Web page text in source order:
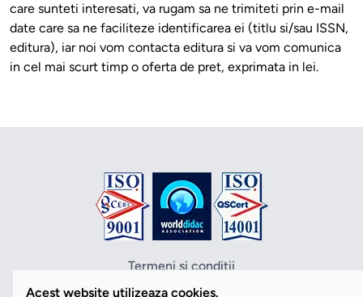
care sunteti interesati, va rugam sa ne trimiteti prin e-mail
date care sa ne faciliteze identificarea ei (titlu si/sau ISSN,
editura), iar noi vom contacta editura si va vom comunica
in cel mai scurt timp o oferta de pret, exprimata in lei.
Termeni si conditii
Politica de confidentialitate
Acest website utilizeaza cookies.